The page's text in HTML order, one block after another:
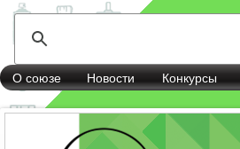
О союзе Новости Конкурсы